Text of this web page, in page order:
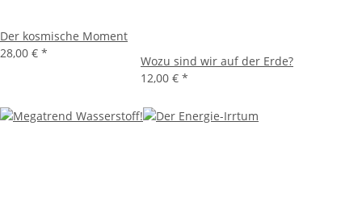
Der kosmische Moment
28,00 € *
Wozu sind wir auf der Erde?
12,00 € *